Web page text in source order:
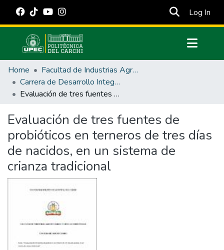
Log In
Communities & Collections
All of DSpace
Statistics
Estadísticas Externas
Manuales
Home
Facultad de Industrias Agropecuarias y Ciencias Ambientales
Carrera de Desarrollo Integral Agropecuario
Evaluación de tres fuentes de probióticos en terneros de tres días de nacidos, en un sistema de crianza tradicional
Evaluación de tres fuentes de
probióticos en terneros de tres días
de nacidos, en un sistema de
crianza tradicional